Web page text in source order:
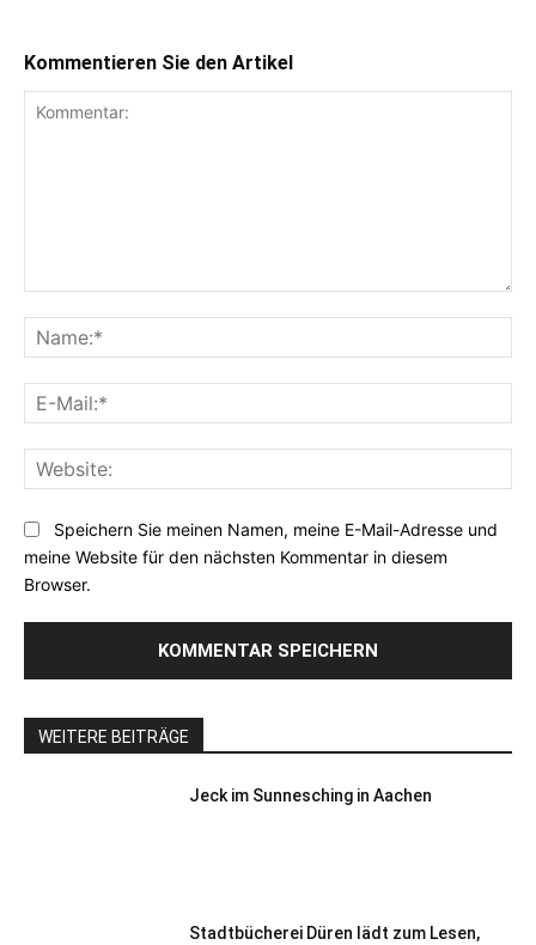
Kommentieren Sie den Artikel
Speichern Sie meinen Namen, meine E-Mail-Adresse und
meine Website für den nächsten Kommentar in diesem
Browser.
WEITERE BEITRÄGE
Jeck im Sunnesching in Aachen
Stadtbücherei Düren lädt zum Lesen,